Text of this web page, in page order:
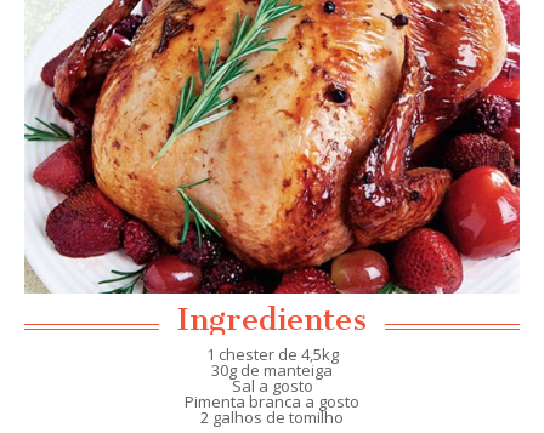
Ingredientes
1 chester de 4,5kg
30g de manteiga
Sal a gosto
Pimenta branca a gosto
2 galhos de tomilho